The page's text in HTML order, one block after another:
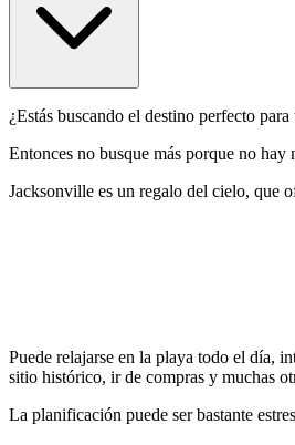
¿Estás buscando el destino perfecto
Entonces no busque más porque no
Jacksonville es un regalo del cielo, que
Puede relajarse en la playa todo el día,
sitio histórico, ir de compras y muchas
La planificación puede ser bastante